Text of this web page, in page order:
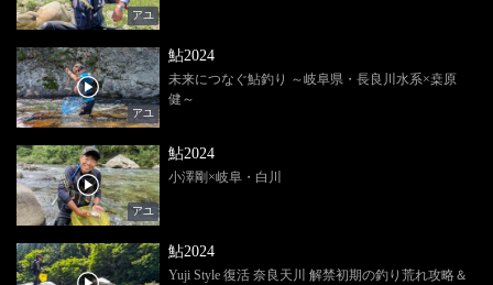
アユ
アユ
鮎2024
未来につなぐ鮎釣り ～岐阜県・長良川水系×桒原
健～
アユ
鮎2024
小澤剛×岐阜・白川
鮎2024
Yuji Style 復活 奈良天川 解禁初期の釣り荒れ攻略＆